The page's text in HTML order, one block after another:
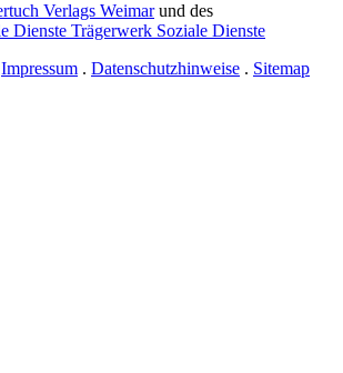
Verlags Weimarund des
Trägerwerk Soziale Dienste
Impressum . Datenschutzhinweise . Sitemap